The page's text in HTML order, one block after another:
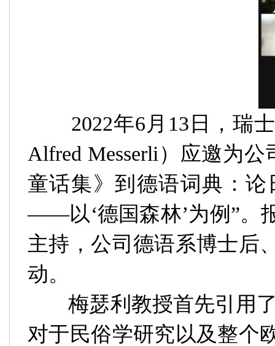
2022年6 月 13 日，瑞
Alfred Messerli ）应邀为公
童话集》到德语词典：
——以‘德国森林’为例”。
主持，公司德语系博士后
动。
梅瑟利教授首先引用
对于民俗学研究以及整个